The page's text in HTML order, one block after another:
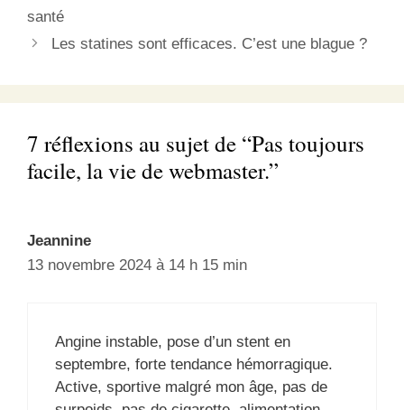
santé
Les statines sont efficaces. C’est une blague ?
7 réflexions au sujet de “Pas toujours
facile, la vie de webmaster.”
Jeannine
13 novembre 2024 à 14 h 15 min
Angine instable, pose d’un stent en
septembre, forte tendance hémorragique.
Active, sportive malgré mon âge, pas de